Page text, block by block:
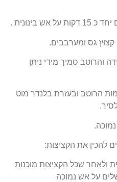
בינונית .
גס ומערבבים.
והרוטב סמיך מידי ניתן
הרוטב ובעזרת בלנדר מוט
להכין את הקציצות:
ולאחר שכל הקציצות מוכנות
על אש נמוכה